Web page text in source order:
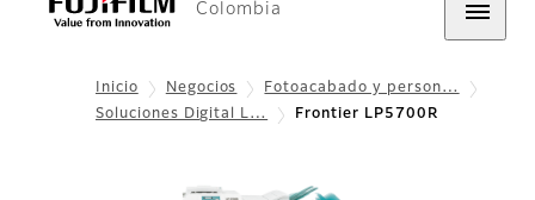
Colombia
Inicio Negocios
Fotoacabado y person…
Soluciones Digital L…
Frontier LP5700R